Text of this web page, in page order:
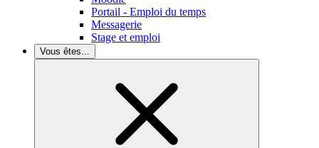
Portail - Emploi du temps
Messagerie
Stage et emploi
Vous êtes...